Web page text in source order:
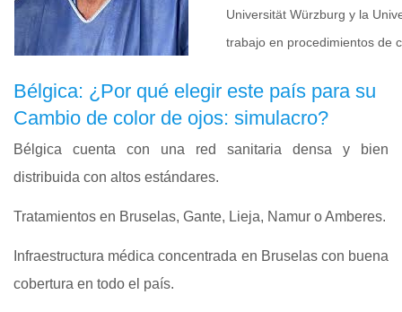
Universität Würzburg y la
trabajo en procedimientos
Bélgica: ¿Por qué elegir este país para su
Cambio de color de ojos: simulacro?
Bélgica cuenta con una red sanitaria densa y bien
distribuida con altos estándares.
Tratamientos en Bruselas, Gante, Lieja, Namur o Amberes.
Infraestructura médica concentrada en Bruselas con buena
cobertura en todo el país.